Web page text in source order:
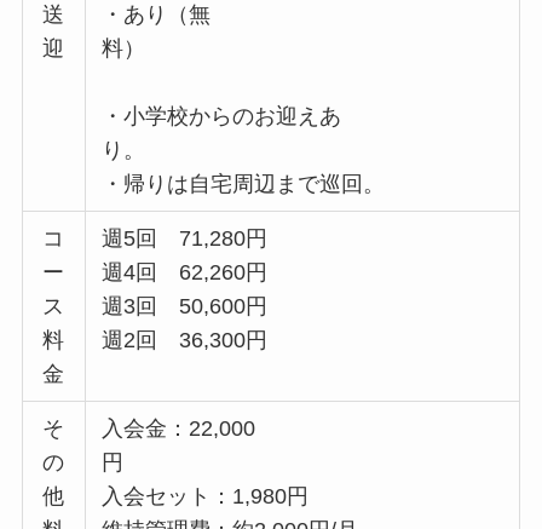
送
迎
・あり（無
料）
・小学校からのお迎えあ
り。
・帰りは自宅周辺まで巡回。
コ
ー
ス
料
金
週5回 71,280円
週4回 62,260円
週3回 50,600円
週2回 36,300円
そ
の
他
入会金：22,000
円
入会セット：1,980円